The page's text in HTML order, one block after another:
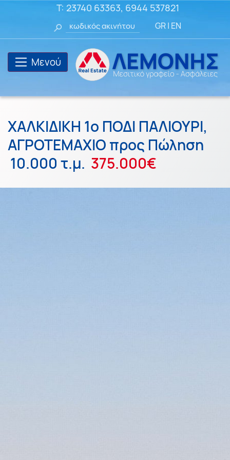
T: 23740 63363, 6944 537821
GR| EN
Μενού
ΧΑΛΚΙΔΙΚΗ 1ο ΠΟΔΙ ΠΑΛΙΟΥΡΙ,
ΑΓΡΟΤΕΜΑΧΙΟ προς Πώληση
10.000 τ.μ. 375.000€